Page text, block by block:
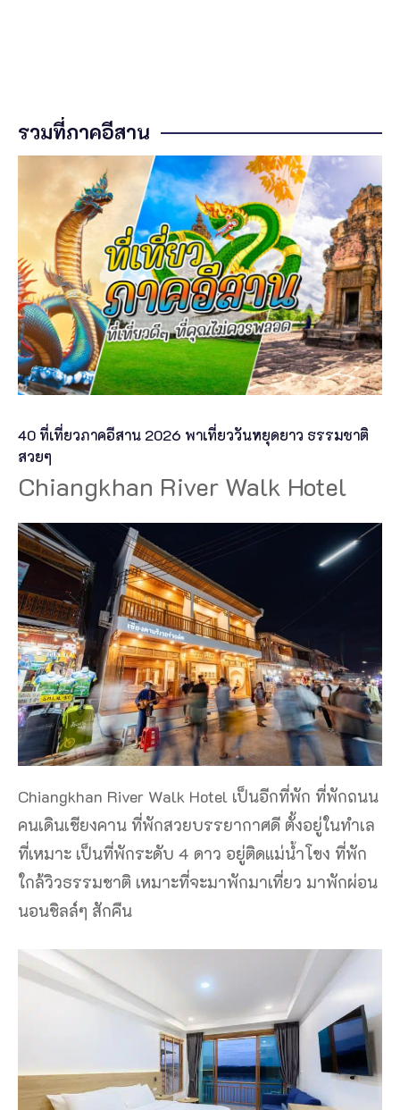
รวมที่ภาคอีสาน
40 ที่เที่ยวภาคอีสาน 2026 พาเที่ยววันหยุดยาว ธรรมชาติ
สวยๆ
Chiangkhan River Walk Hotel
Chiangkhan River Walk Hotel เป็นอีกที่พัก ที่พักถนน
คนเดินเชียงคาน ที่พักสวยบรรยากาศดี ตั้งอยู่ในทำเล
ที่เหมาะ เป็นที่พักระดับ 4 ดาว อยู่ติดแม่น้ำโขง ที่พัก
ใกล้วิวธรรมชาติ เหมาะที่จะมาพักมาเที่ยว มาพักผ่อน
นอนชิลล์ๆ สักคืน